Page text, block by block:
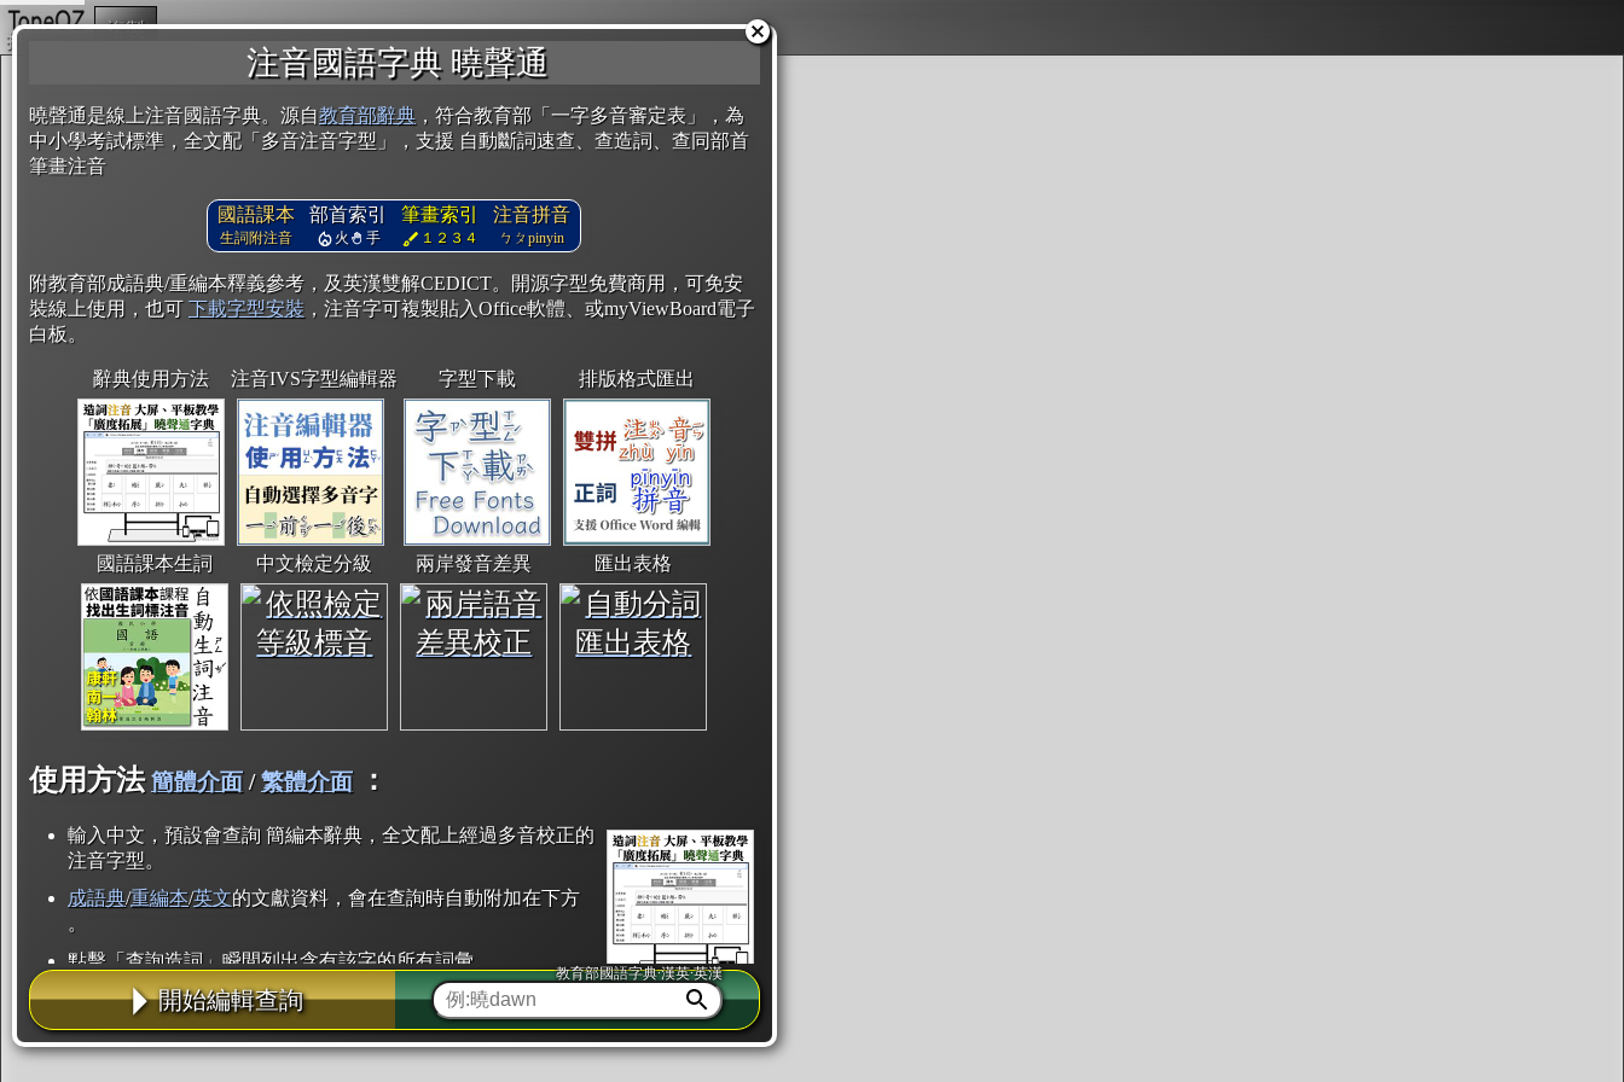
注音國語字典 曉聲通
曉聲通是線上注音國語字典。源自教育部辭典 ，符合教育部「一字多音審定表」，為
中小學考試標準，全文配「多音注音字型」，支援 自動斷詞速查、查造詞、查同部首
筆畫注音
國語課本
生詞附注音
部首索引
火 手
筆畫索引
１２３４
注音拼音
ㄅㄆpinyin
附教育部成語典/重編本釋義參考，及英漢雙解CEDICT。開源字型免費商用，可免安
裝線上使用，也可 下載字型安裝 ，注音字可複製貼入Office軟體、或myViewBoard電子
白板。
辭典使用方法 注音IVS字型編輯器 字型下載 排版格式匯出
國語課本生詞 中文檢定分級 兩岸發音差異 匯出表格
使用方法 簡體介面/繁體介面 ：
輸入中文，預設會查詢 簡編本辭典，全文配上經過多音校正的
注音字型。
成語典/重編本/英文的文獻資料，會在查詢時自動附加在下方
。
點擊「查詢造詞」瞬間列出含有該字的所有詞彙。
點「部首」瞬間列出所有「同部首字」。也支援查詢「同注音」或「同筆畫」。
辭典解釋的全文都經過自動斷詞，點擊便可瞬間「連續查詢」此字詞的解釋，不
用手動重複輸入。
開始編輯查詢
教育部國語字典·漢英·英漢
複製